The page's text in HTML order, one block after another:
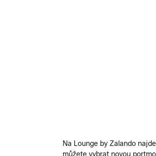
Na Lounge by Zalando